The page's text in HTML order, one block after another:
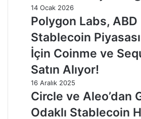
14 Ocak 2026
Polygon Labs, ABD
Stablecoin
İçin Coinme ve
Satın Alıyor!
16 Aralık 2025
Circle ve Aleo’dan
Odaklı Stablecoin